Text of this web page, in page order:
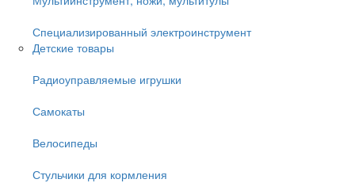
Специализированный электроинструмент
Детские товары
Радиоуправляемые игрушки
Самокаты
Велосипеды
Стульчики для кормления